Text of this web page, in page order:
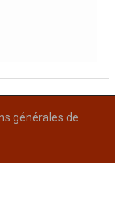
générales de